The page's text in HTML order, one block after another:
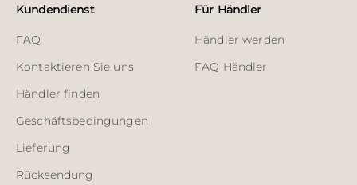
Kundendienst
FAQ
Kontaktieren Sie uns
Händler finden
Geschäftsbedingungen
Lieferung
Rücksendung
Für Händler
Händler werden
FAQ Händler